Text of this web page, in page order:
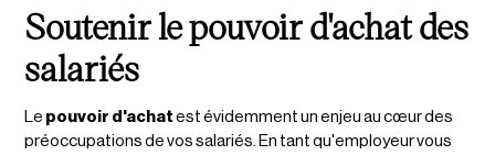
Soutenir le pouvoir d'achat des
salariés
Le pouvoir d'achat est évidemment un enjeu au cœur des
préoccupations de vos salariés. En tant qu'employeur vous